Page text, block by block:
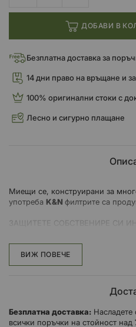
ДОБАВИ В
Безплатна доставка за
14 дни право на връщане и
100% оригинални стоки с
Лесно и сигурно плащане
Миещи се, конструирани за
употреба K&N филтрите са
ЗАЩИТЕТЕ СОБСТВЕНИРЕ СИ
хаос в цилиндрите, стените и
вашия двигател и в крайна
му живот. С High-Flow Air Filters
отлагания на двигателя и да
Премиум продукти за защита
са проектирани, за да помогнат
ВИЖ ПОВЕЧЕ
Безплатна доставка: Насладете
всички поръчки на стойност над